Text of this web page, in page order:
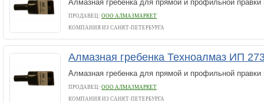
Алмазная гребенка для прямой и профильной
ПРОДАВЕЦ: ООО АЛМАЗМАРКЕТ
КОМПАНИЯ ИЗ САНКТ-ПЕТЕРБУРГА
Алмазная гребенка Техноалмаз ИП
Алмазная гребенка для прямой и профильной
ПРОДАВЕЦ: ООО АЛМАЗМАРКЕТ
КОМПАНИЯ ИЗ САНКТ-ПЕТЕРБУРГА